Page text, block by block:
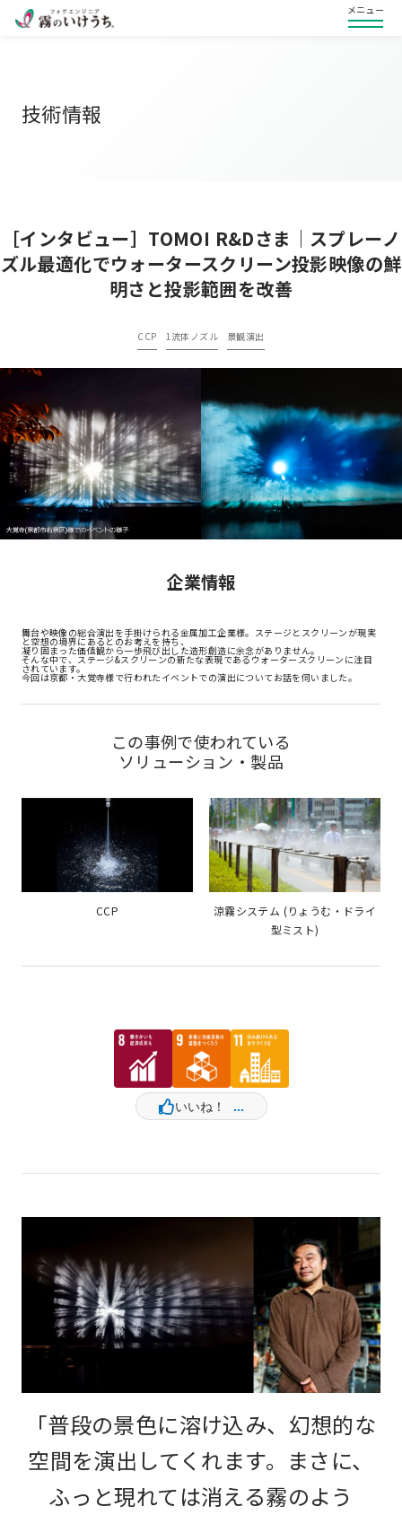
メニュー
技術情報
［インタビュー］TOMOI R&Dさま｜スプレーノ
ズル最適化でウォータースクリーン投影映像の鮮
明さと投影範囲を改善
CCP 1流体ノズル 景観演出
企業情報
舞台や映像の総合演出を手掛けられる金属加工企業様。ステージとスクリーンが現実
と空想の境界にあるとのお考えを持ち、
凝り固まった価値観から一歩飛び出した造形創造に余念がありません。
そんな中で、ステージ&スクリーンの新たな表現であるウォータースクリーンに注目
されています。
今回は京都・大覚寺様で行われたイベントでの演出についてお話を伺いました。
この事例で使われている
ソリューション・製品
CCP
涼霧システム (りょうむ・ドライ
型ミスト)
「普段の景色に溶け込み、幻想的な
空間を演出してくれます。まさに、
ふっと現れては消える霧のよう